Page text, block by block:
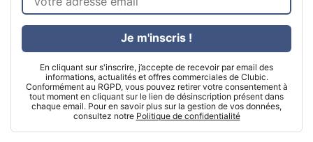
En cliquant sur s'inscrire, j’accepte de recevoir par email des
informations, actualités et offres commerciales de Clubic.
Conformément au RGPD, vous pouvez retirer votre consentement à
tout moment en cliquant sur le lien de désinscription présent dans
chaque email. Pour en savoir plus sur la gestion de vos données,
consultez notre Politique de confidentialité
Je m'inscris !